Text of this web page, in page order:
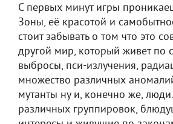
С первых минут игры
Зоны, её красотой и
стоит забывать о том что это
другой мир, который живет по
выбросы, пси-излучения,
множество различных
мутанты ну и, конечно же,
различных группировок,